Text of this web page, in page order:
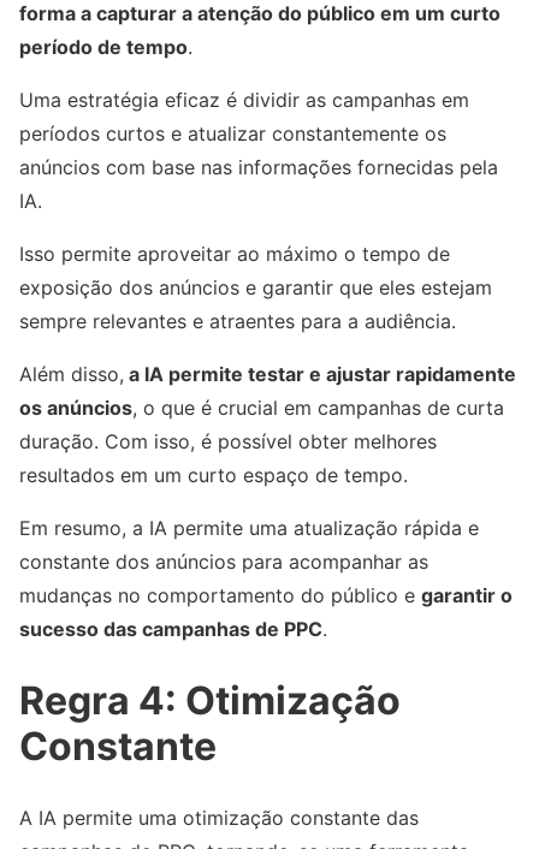
forma a capturar a atenção do público em um curto
período de tempo.
Uma estratégia eficaz é dividir as campanhas em
períodos curtos e atualizar constantemente os
anúncios com base nas informações fornecidas pela
IA.
Isso permite aproveitar ao máximo o tempo de
exposição dos anúncios e garantir que eles estejam
sempre relevantes e atraentes para a audiência.
Além disso, a IA permite testar e ajustar rapidamente
os anúncios, o que é crucial em campanhas de curta
duração. Com isso, é possível obter melhores
resultados em um curto espaço de tempo.
Em resumo, a IA permite uma atualização rápida e
constante dos anúncios para acompanhar as
mudanças no comportamento do público e garantir o
sucesso das campanhas de PPC.
Regra 4: Otimização
Constante
A IA permite uma otimização constante das